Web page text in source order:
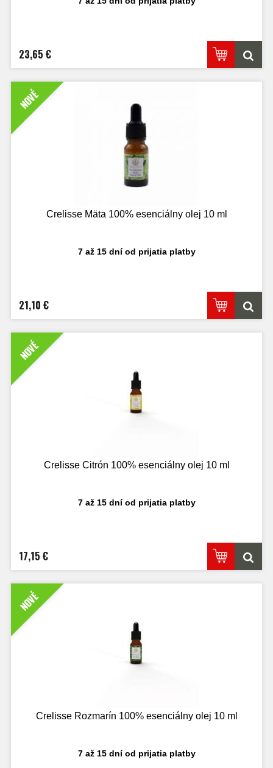
23,65 €
NOVÉ
Crelisse Mäta 100% esenciálny olej 10 ml
7 až 15 dní od prijatia platby
21,10 €
NOVÉ
Crelisse Citrón 100% esenciálny olej 10 ml
7 až 15 dní od prijatia platby
17,15 €
NOVÉ
Crelisse Rozmarín 100% esenciálny olej 10 ml
7 až 15 dní od prijatia platby